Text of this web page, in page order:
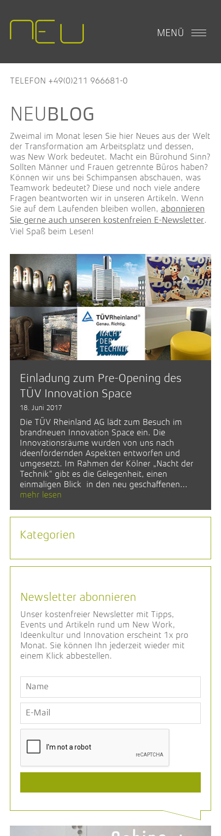
MENÜ
TELEFON +49(0)211 966681-0
BLOG
Zweimal im Monat lesen Sie hier Neues aus der Welt
der Transformation am Arbeitsplatz und dessen,
was New Work bedeutet. Macht ein Bürohund Sinn?
Sollten Männer und Frauen getrennte Büros haben?
Können wir uns bei Schimpansen abschauen, was
Teamwork bedeutet? Diese und noch viele andere
Fragen beantworten wir in unseren Artikeln. Wenn
Sie auf dem Laufenden bleiben wollen, abonnieren
Sie gerne auch unseren kostenfreien E-Newsletter.
Viel Spaß beim Lesen!
Einladung zum Pre-Opening des
TÜV Innovation Space
18. Juni 2017
Die TÜV Rheinland AG lädt zum Besuch im
brandneuen Innovation Space ein. Die
Innovationsräume wurden von uns nach
ideenfördernden Aspekten entworfen und
umgesetzt. Im Rahmen der Kölner „Nacht der
Technik“ gibt es die Gelegenheit, einen
einmaligen Blick in den neu geschaffenen...
mehr lesen
Kategorien
Newsletter abonnieren
Unser kostenfreier Newsletter mit Tipps,
Events und Artikeln rund um New Work,
Ideenkultur und Innovation erscheint 1x pro
Monat. Sie können Ihn jederzeit wieder mit
einem Klick abbestellen.